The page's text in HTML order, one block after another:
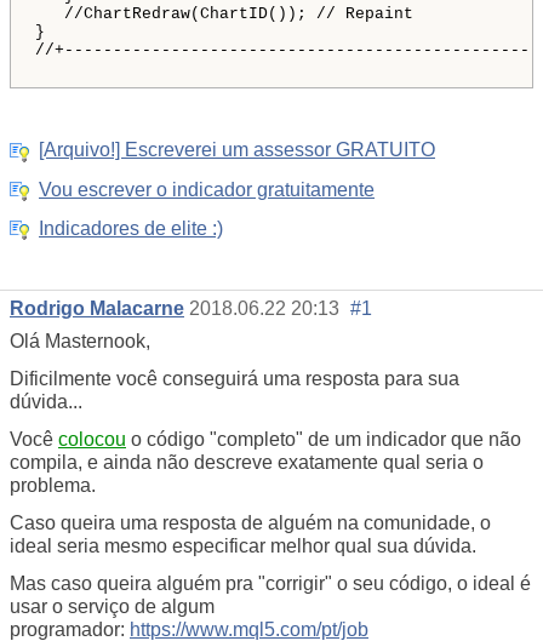
[Arquivo!] Escreverei um assessor GRATUITO
Vou escrever o indicador gratuitamente
Indicadores de elite :)
Rodrigo Malacarne 2018.06.22 20:13 #1
Olá Masternook,
Dificilmente você conseguirá uma resposta para sua
dúvida...
Você colocou o código "completo" de um indicador que não
compila, e ainda não descreve exatamente qual seria o
problema.
Caso queira uma resposta de alguém na comunidade, o
ideal seria mesmo especificar melhor qual sua dúvida.
Mas caso queira alguém pra "corrigir" o seu código, o ideal é
usar o serviço de algum
programador: https://www.mql5.com/pt/job